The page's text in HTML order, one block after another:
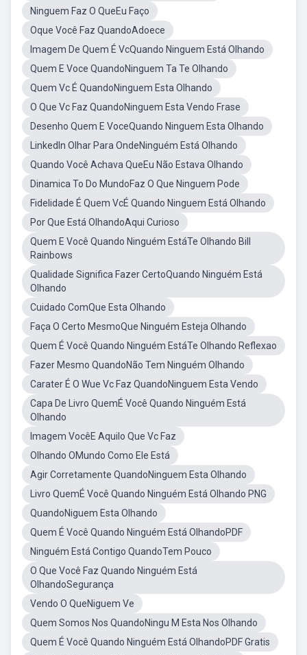
Ninguem Faz O QueEu Faço
Oque Você Faz QuandoAdoece
Imagem De Quem É VcQuando Ninguem Está Olhando
Quem E Voce QuandoNinguem Ta Te Olhando
Quem Vc É QuandoNinguem Esta Olhando
O Que Vc Faz QuandoNinguem Esta Vendo Frase
Desenho Quem E VoceQuando Ninguem Esta Olhando
LinkedIn Olhar Para OndeNinguém Está Olhando
Quando Você Achava QueEu Não Estava Olhando
Dinamica To Do MundoFaz O Que Ninguem Pode
Fidelidade É Quem VcÉ Quando Ninguem Está Olhando
Por Que Está OlhandoAqui Curioso
Quem E Você Quando Ninguém EstáTe Olhando Bill
Rainbows
Qualidade Significa Fazer CertoQuando Ninguém Está
Olhando
Cuidado ComQue Esta Olhando
Faça O Certo MesmoQue Ninguém Esteja Olhando
Quem É Você Quando Ninguém EstáTe Olhando Reflexao
Fazer Mesmo QuandoNão Tem Ninguém Olhando
Carater É O Wue Vc Faz QuandoNinguem Esta Vendo
Capa De Livro QuemÉ Você Quando Ninguém Está
Olhando
Imagem VocêE Aquilo Que Vc Faz
Olhando OMundo Como Ele Está
Agir Corretamente QuandoNinguem Esta Olhando
Livro QuemÉ Você Quando Ninguém Está Olhando PNG
QuandoNiguem Esta Olhando
Quem É Você Quando Ninguém Está OlhandoPDF
Ninguém Está Contigo QuandoTem Pouco
O Que Você Faz Quando Ninguém Está
OlhandoSegurança
Vendo O QueNiguem Ve
Quem Somos Nos QuandoNingu M Esta Nos Olhando
Quem É Você Quando Ninguém Está OlhandoPDF Gratis